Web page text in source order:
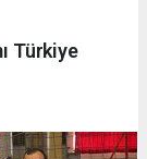
Türkiye